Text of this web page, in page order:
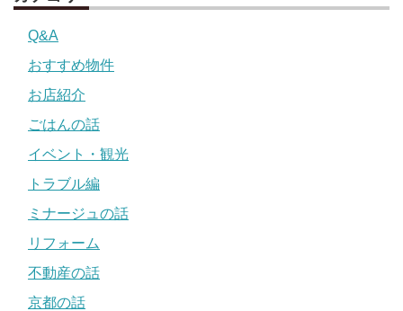
Q&A
おすすめ物件
お店紹介
ごはんの話
イベント・観光
トラブル編
ミナージュの話
リフォーム
不動産の話
京都の話